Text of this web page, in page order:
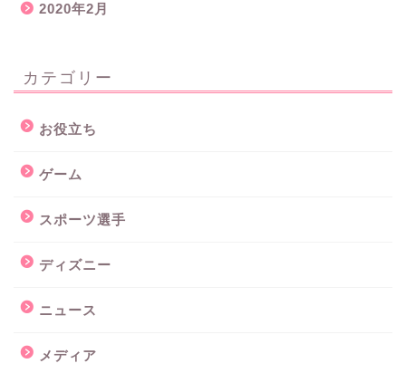
2020年2月
カテゴリー
お役立ち
ゲーム
スポーツ選手
ディズニー
ニュース
メディア